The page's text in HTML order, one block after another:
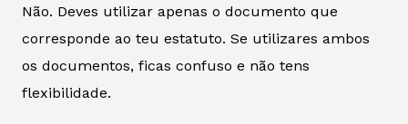
Não. Deves utilizar apenas o documento que
corresponde ao teu estatuto. Se utilizares ambos
os documentos, ficas confuso e não tens
flexibilidade.